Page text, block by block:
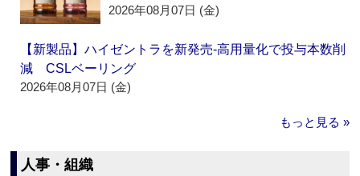
2026年08月07日 (金)
【新製品】ハイゼントラを新発売‐高用量化で投与本数削
減 CSLベーリング
2026年08月07日 (金)
もっと見る »
人事・組織